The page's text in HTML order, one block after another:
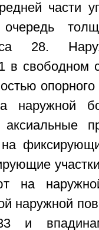
части
28.
в свободном
наружной
на
наружной
и